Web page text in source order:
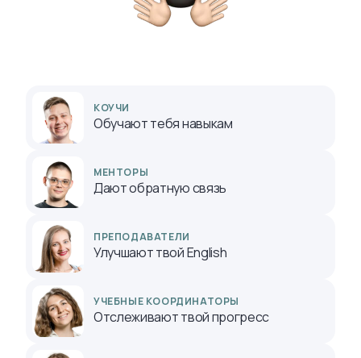
КОУЧИ
Обучают тебя навыкам
МЕНТОРЫ
Дают обратную связь
ПРЕПОДАВАТЕЛИ
Улучшают твой English
УЧЕБНЫЕ КООРДИНАТОРЫ
Отслеживают твой прогресс